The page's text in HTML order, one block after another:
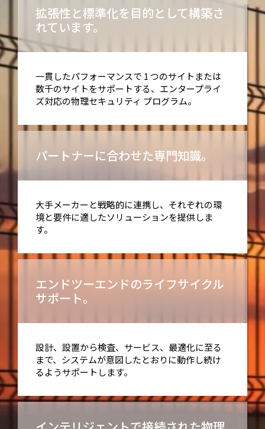
拡張性と標準化を目的として構築さ
れています。
一貫したパフォーマンスで 1 つのサイトまたは
数千のサイトをサポートする、エンタープライ
ズ対応の物理セキュリティ プログラム。
パートナーに合わせた専門知識。
大手メーカーと戦略的に連携し、それぞれの環
境と要件に適したソリューションを提供しま
す。
エンドツーエンドのライフサイクル
サポート。
設計、設置から検査、サービス、最適化に至る
まで、システムが意図したとおりに動作し続け
るようサポートします。